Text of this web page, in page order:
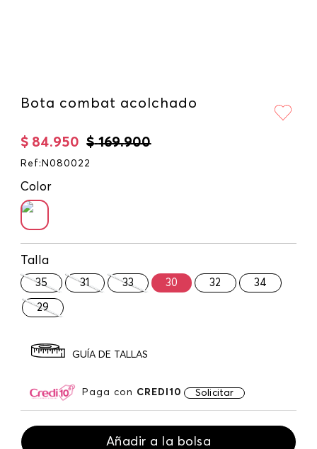
Bota combat acolchado
$ 169.900
$ 84.950
Ref : N080022
Color
Talla
35 31 33 30 32 34
29
GUÍA DE TALLAS
Paga con CREDI10 Solicitar
Añadir a la bolsa